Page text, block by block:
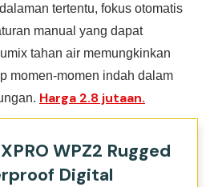
tertentu, fokus otomatis
manual yang dapat
tahan air memungkinkan
momen-momen indah dalam
Harga 2.8 jutaan.
WPZ2 Rugged
Digital